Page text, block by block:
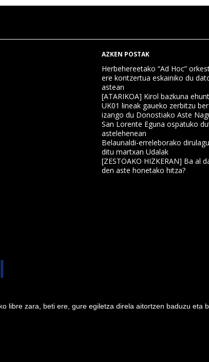
AZKEN POSTAK
Herbehereetako “Ad Hoc”
ere kontzertua eskainiko du
astean
[ATARIKOA] Kirol bazkuna
UK01 lineak gaueko zerbitzu
izango du Donostiako Aste
San Lorente Eguna ospatuko
astelehenean
Belaunaldi-erreleborako
ditu martxan Udalak
[ZESTOAKO HIZKERAN] Ba al
den aste honetako hitza?
libre zara, beti ere, gure egiletza direla aitortzen baduzu eta